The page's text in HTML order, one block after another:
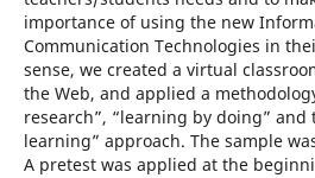
importance of using the new
Communication Technologies in
sense, we created a virtual
the Web, and applied a
research”, “learning by doing” and
learning” approach. The sample
A pretest was applied at the